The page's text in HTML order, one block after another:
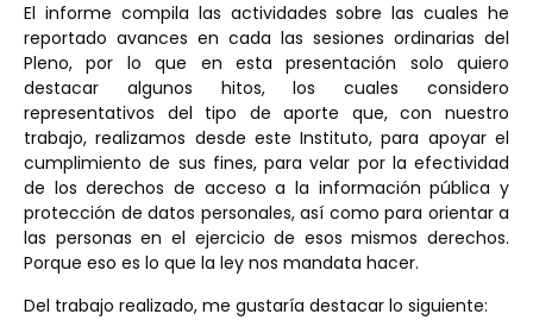
El informe compila las actividades sobre las cuales he
reportado avances en cada las sesiones ordinarias del
Pleno, por lo que en esta presentación solo quiero
destacar algunos hitos, los cuales considero
representativos del tipo de aporte que, con nuestro
trabajo, realizamos desde este Instituto, para apoyar el
cumplimiento de sus fines, para velar por la efectividad
de los derechos de acceso a la información pública y
protección de datos personales, así como para orientar a
las personas en el ejercicio de esos mismos derechos.
Porque eso es lo que la ley nos mandata hacer.
Del trabajo realizado, me gustaría destacar lo siguiente: